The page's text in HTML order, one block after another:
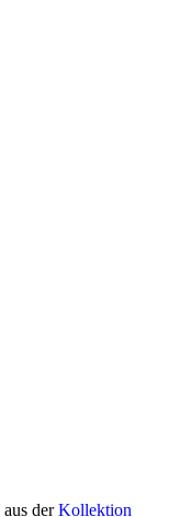
aus derKollektion